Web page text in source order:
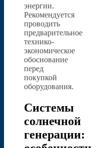
энергии.
Рекомендуется
проводить
предварительное
технико-
экономическое
обоснование
перед
покупкой
оборудования.
Системы
солнечной
генерации: